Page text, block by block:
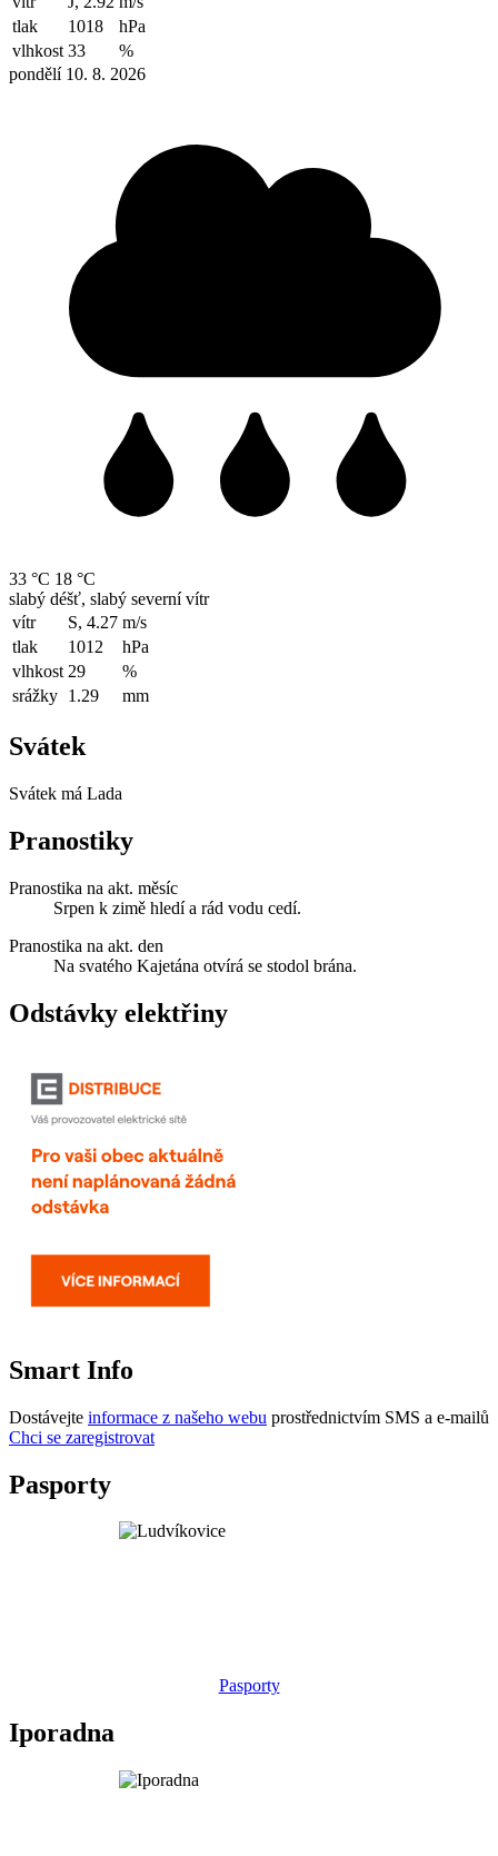
tlak
1018
hPa
vlhkost 33
%
pondělí 10. 8. 2026
33 °C 18 °C
slabý déšť, slabý severní vítr
vítr
S, 4.27 m/s
tlak
1012
hPa
vlhkost 29
%
srážky 1.29 mm
Svátek
Svátek má Lada
Pranostiky
Pranostika na akt. měsíc
Srpen k zimě hledí a rád vodu cedí.
Pranostika na akt. den
Na svatého Kajetána otvírá se stodol brána.
Odstávky elektřiny
Smart Info
Dostávejte informace z našeho webu prostřednictvím SMS a e-mailů
Chci se zaregistrovat
Pasporty
Pasporty
Iporadna